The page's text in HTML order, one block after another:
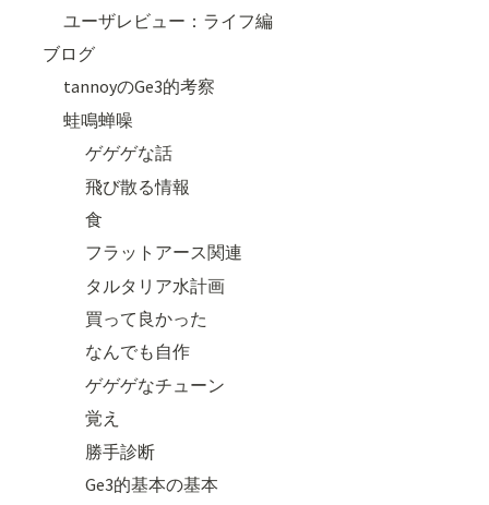
ユーザレビュー：ライフ編
ブログ
tannoyのGe3的考察
蛙鳴蝉噪
ゲゲゲな話
飛び散る情報
食
フラットアース関連
タルタリア水計画
買って良かった
なんでも自作
ゲゲゲなチューン
覚え
勝手診断
Ge3的基本の基本